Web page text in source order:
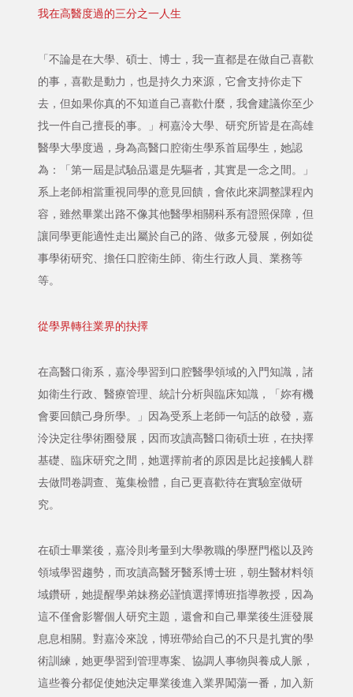
我在高醫度過的三分之一人生
「不論是在大學、碩士、博士，我一直都是在做自己喜歡
的事，喜歡是動力，也是持久力來源，它會支持你走下
去，但如果你真的不知道自己喜歡什麼，我會建議你至少
找一件自己擅長的事。」柯嘉泠大學、研究所皆是在高雄
醫學大學度過，身為高醫口腔衛生學系首屆學生，她認
為：「第一屆是試驗品還是先驅者，其實是一念之間。」
系上老師相當重視同學的意見回饋，會依此來調整課程內
容，雖然畢業出路不像其他醫學相關科系有證照保障，但
讓同學更能適性走出屬於自己的路、做多元發展，例如從
事學術研究、擔任口腔衛生師、衛生行政人員、業務等
等。
從學界轉往業界的抉擇
在高醫口衛系，嘉泠學習到口腔醫學領域的入門知識，諸
如衛生行政、醫療管理、統計分析與臨床知識，「妳有機
會要回饋己身所學。」因為受系上老師一句話的啟發，嘉
泠決定往學術圈發展，因而攻讀高醫口衛碩士班，在抉擇
基礎、臨床研究之間，她選擇前者的原因是比起接觸人群
去做問卷調查、蒐集檢體，自己更喜歡待在實驗室做研
究。
在碩士畢業後，嘉泠則考量到大學教職的學歷門檻以及跨
領域學習趨勢，而攻讀高醫牙醫系博士班，朝生醫材料領
域鑽研，她提醒學弟妹務必謹慎選擇博班指導教授，因為
這不僅會影響個人研究主題，還會和自己畢業後生涯發展
息息相關。對嘉泠來說，博班帶給自己的不只是扎實的學
術訓練，她更學習到管理專案、協調人事物與養成人脈，
這些養分都促使她決定畢業後進入業界闖蕩一番，加入新